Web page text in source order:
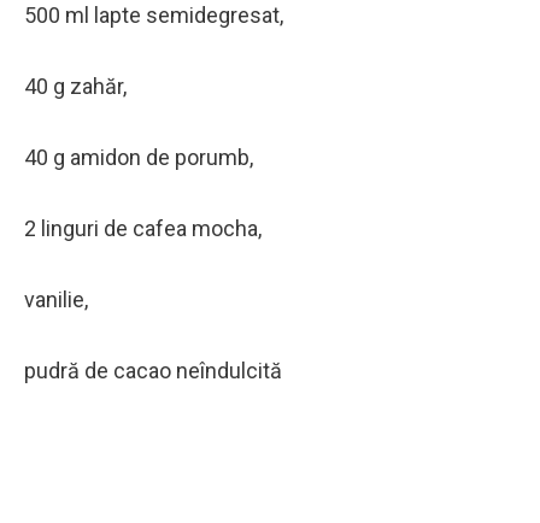
500 ml lapte semidegresat,
40 g zahăr,
40 g amidon de porumb,
2 linguri de cafea mocha,
vanilie,
pudră de cacao neîndulcită